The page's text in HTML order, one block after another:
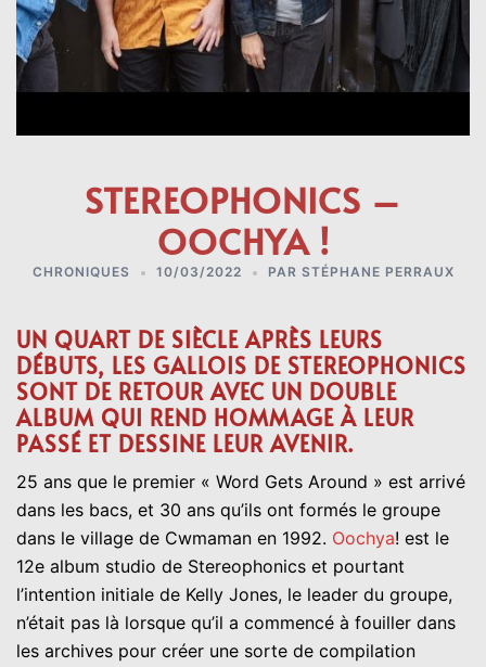
STEREOPHONICS –
OOCHYA !
CHRONIQUES 10/03/2022 PAR STÉPHANE PERRAUX
UN QUART DE SIÈCLE APRÈS LEURS
DÉBUTS, LES GALLOIS DE STEREOPHONICS
SONT DE RETOUR AVEC UN DOUBLE
ALBUM QUI REND HOMMAGE À LEUR
PASSÉ ET DESSINE LEUR AVENIR.
25 ans que le premier « Word Gets Around » est arrivé
dans les bacs, et 30 ans qu’ils ont formés le groupe
dans le village de Cwmaman en 1992. Oochya! est le
12e album studio de Stereophonics et pourtant
l’intention initiale de Kelly Jones, le leader du groupe,
n’était pas là lorsque qu’il a commencé à fouiller dans
les archives pour créer une sorte de compilation